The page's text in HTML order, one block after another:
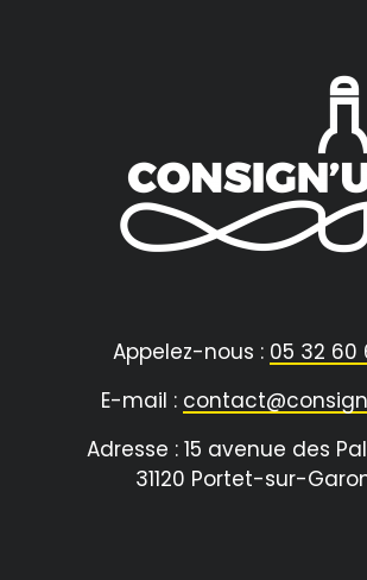
Appelez-nous : 05 32 60
E-mail :
Adresse : 15 avenue des
31120 Portet-sur-